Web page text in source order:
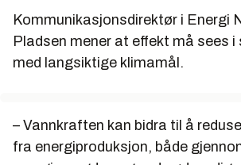
Kommunikasjonsdirektør i Energi
Pladsen mener at effekt må sees i
med langsiktige klimamål.
– Vannkraften kan bidra til å
fra energiproduksjon, både